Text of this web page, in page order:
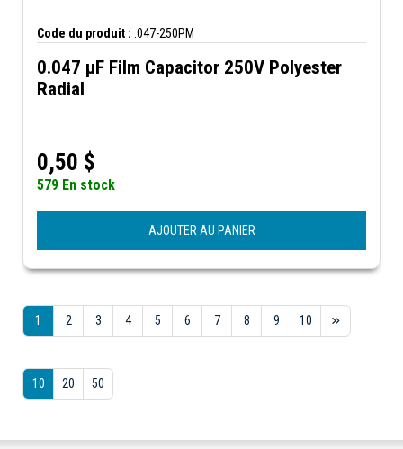
Code du produit : .047-250PM
0.047 µF Film Capacitor 250V Polyester
Radial
0,50 $
579 En stock
AJOUTER AU PANIER
1 2 3 4 5 6 7 8 9 10
10 20 50